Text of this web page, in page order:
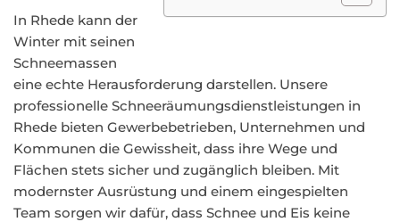
In Rhede kann der
Winter mit seinen
Schneemassen
eine echte Herausforderung darstellen. Unsere
professionelle Schneeräumungsdienstleistungen in
Rhede bieten Gewerbebetrieben, Unternehmen und
Kommunen die Gewissheit, dass ihre Wege und
Flächen stets sicher und zugänglich bleiben. Mit
modernster Ausrüstung und einem eingespielten
Team sorgen wir dafür, dass Schnee und Eis keine